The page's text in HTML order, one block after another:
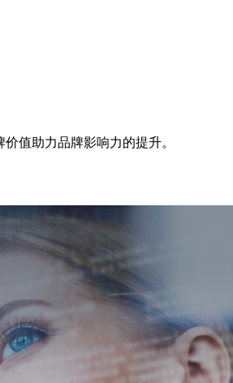
值助力品牌影响力的提升。